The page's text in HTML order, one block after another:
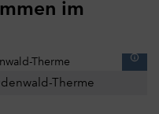
im
Therme